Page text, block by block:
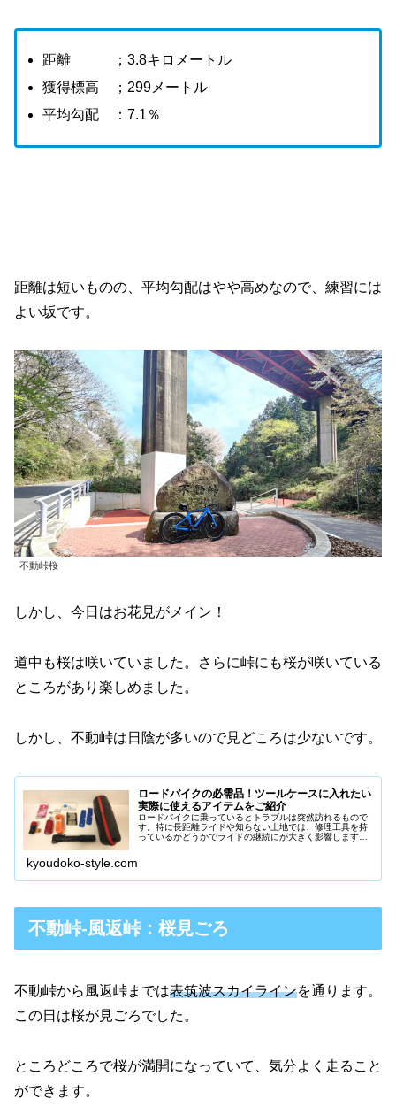
距離 ；3.8キロメートル
獲得標高 ；299メートル
平均勾配 ：7.1％
距離は短いものの、平均勾配はやや高めなので、練習には
よい坂です。
不動峠桜
しかし、今日はお花見がメイン！
道中も桜は咲いていました。さらに峠にも桜が咲いている
ところがあり楽しめました。
しかし、不動峠は日陰が多いので見どころは少ないです。
ロードバイクの必需品！ツールケースに入れたい
実際に使えるアイテムをご紹介
ロードバイクに乗っているとトラブルは突然訪れるもので
す。特に長距離ライドや知らない土地では、修理工具を持
っているかどうかでライドの継続にが大きく影響します。
kyoudoko-style.com
不動峠-風返峠：桜見ごろ
不動峠から風返峠までは表筑波スカイラインを通ります。
この日は桜が見ごろでした。
ところどころで桜が満開になっていて、気分よく走ること
ができます。